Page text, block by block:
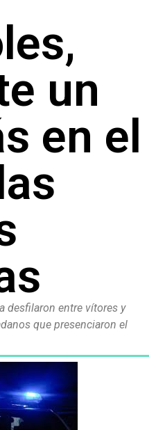
un
en el
desfilaron entre vítores y
que presenciaron el